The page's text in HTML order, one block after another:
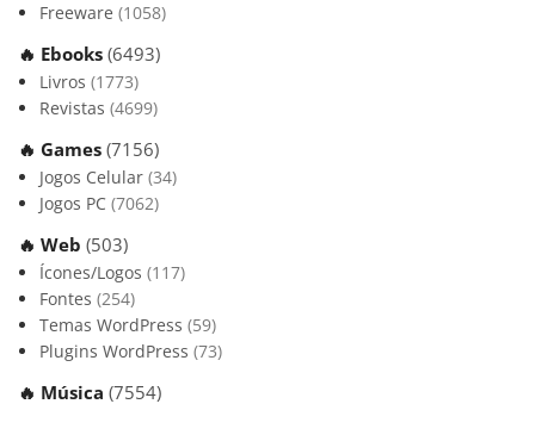
Freeware (1058)
🔥 Ebooks (6493)
Livros (1773)
Revistas (4699)
🔥 Games (7156)
Jogos Celular (34)
Jogos PC (7062)
🔥 Web (503)
Ícones/Logos (117)
Fontes (254)
Temas WordPress (59)
Plugins WordPress (73)
🔥 Música (7554)